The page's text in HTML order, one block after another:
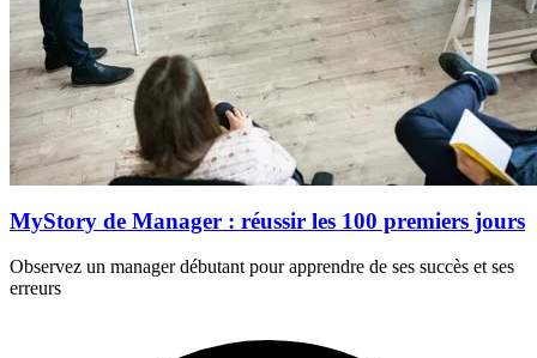
MyStory de Manager : réussir les 100 premiers jours
Observez un manager débutant pour apprendre de ses succès et ses
erreurs